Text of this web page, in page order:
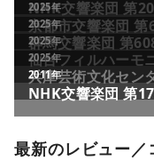
最新のレビュー／